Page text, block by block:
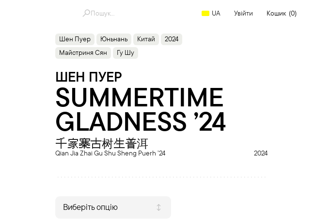
for:
UA Увійти Кошик (0)
Шен Пуер Юньнань Китай
2024
Майстриня Сян
Гу Шу
ШЕН ПУЕР
SUMMERTIME
GLADNESS ’24
千家寨古树生普洱
Qian Jia Zhai Gu Shu Sheng Puerh ’24 2024
Виберіть опцію